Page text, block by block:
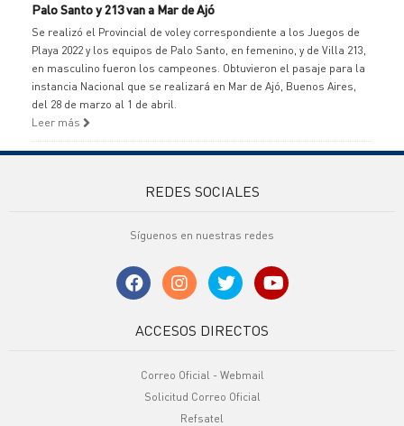
Palo Santo y 213 van a Mar de Ajó
Se realizó el Provincial de voley correspondiente a los Juegos de
Playa 2022 y los equipos de Palo Santo, en femenino, y de Villa 213,
en masculino fueron los campeones. Obtuvieron el pasaje para la
instancia Nacional que se realizará en Mar de Ajó, Buenos Aires,
del 28 de marzo al 1 de abril.
Leer más
REDES SOCIALES
Síguenos en nuestras redes
ACCESOS DIRECTOS
Correo Oficial - Webmail
Solicitud Correo Oficial
Refsatel